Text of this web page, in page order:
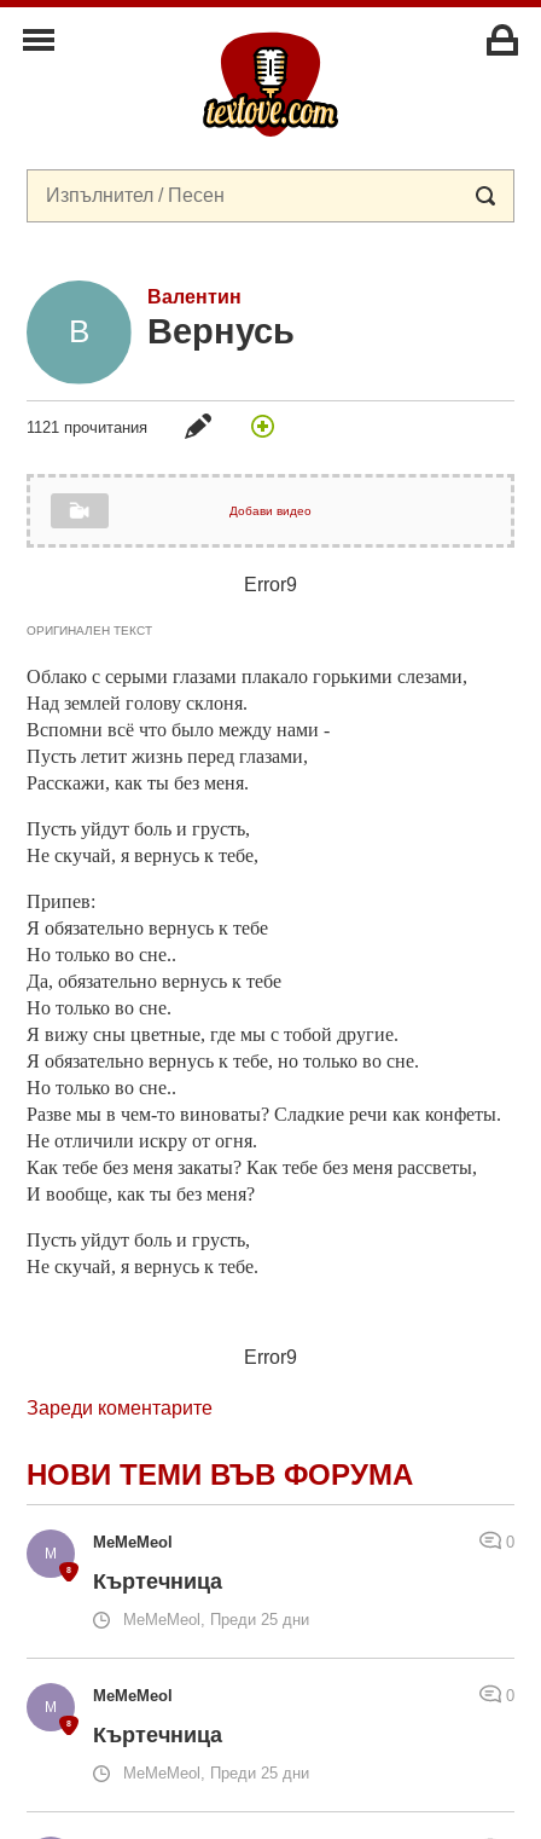
Валентин
Вернусь
1121 прочитания
Добави видео
Error9
ОРИГИНАЛЕН ТЕКСТ
Облако с серыми глазами плакало горькими слезами,
Над землей голову склоня.
Вспомни всё что было между нами -
Пусть летит жизнь перед глазами,
Расскажи, как ты без меня.
Пусть уйдут боль и грусть,
Не скучай, я вернусь к тебе,
Припев:
Я обязательно вернусь к тебе
Но только во сне..
Да, обязательно вернусь к тебе
Но только во сне.
Я вижу сны цветные, где мы с тобой другие.
Я обязательно вернусь к тебе, но только во сне.
Но только во сне..
Разве мы в чем-то виноваты? Сладкие речи как конфеты.
Не отличили искру от огня.
Как тебе без меня закаты? Как тебе без меня рассветы,
И вообще, как ты без меня?
Пусть уйдут боль и грусть,
Не скучай, я вернусь к тебе.
Error9
Зареди коментарите
НОВИ ТЕМИ ВЪВ ФОРУМА
MeMeMeol 0
Къртечница
MeMeMeol, Преди 25 дни
MeMeMeol 0
Къртечница
MeMeMeol, Преди 25 дни